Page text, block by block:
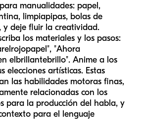
manualidades: papel,
limpiapipas, bolas de
y deje fluir la creatividad.
los materiales y los pasos:
el rojopapel", "Ahora
el brillantebrillo". Anime a los
elecciones artísticas. Estas
las habilidades motoras finas,
relacionadas con los
para la producción del habla, y
para el lenguaje